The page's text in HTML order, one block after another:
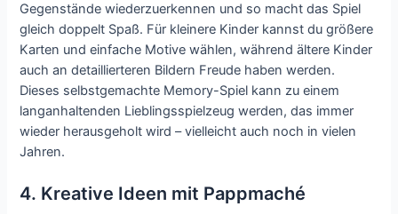
Gegenstände wiederzuerkennen und so macht das Spiel
gleich doppelt Spaß. Für kleinere Kinder kannst du größere
Karten und einfache Motive wählen, während ältere Kinder
auch an detaillierteren Bildern Freude haben werden.
Dieses selbstgemachte Memory-Spiel kann zu einem
langanhaltenden Lieblingsspielzeug werden, das immer
wieder herausgeholt wird – vielleicht auch noch in vielen
Jahren.
4. Kreative Ideen mit Pappmaché